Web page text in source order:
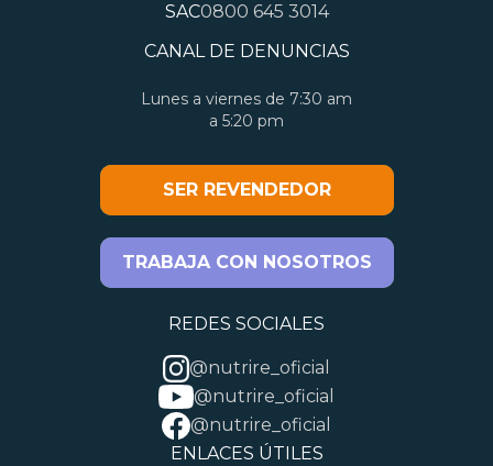
SAC0800 645 3014
CANAL DE DENUNCIAS
Lunes a viernes de 7:30 am
a 5:20 pm
SER REVENDEDOR
TRABAJA CON NOSOTROS
REDES SOCIALES
@nutrire_oficial
@nutrire_oficial
@nutrire_oficial
ENLACES ÚTILES